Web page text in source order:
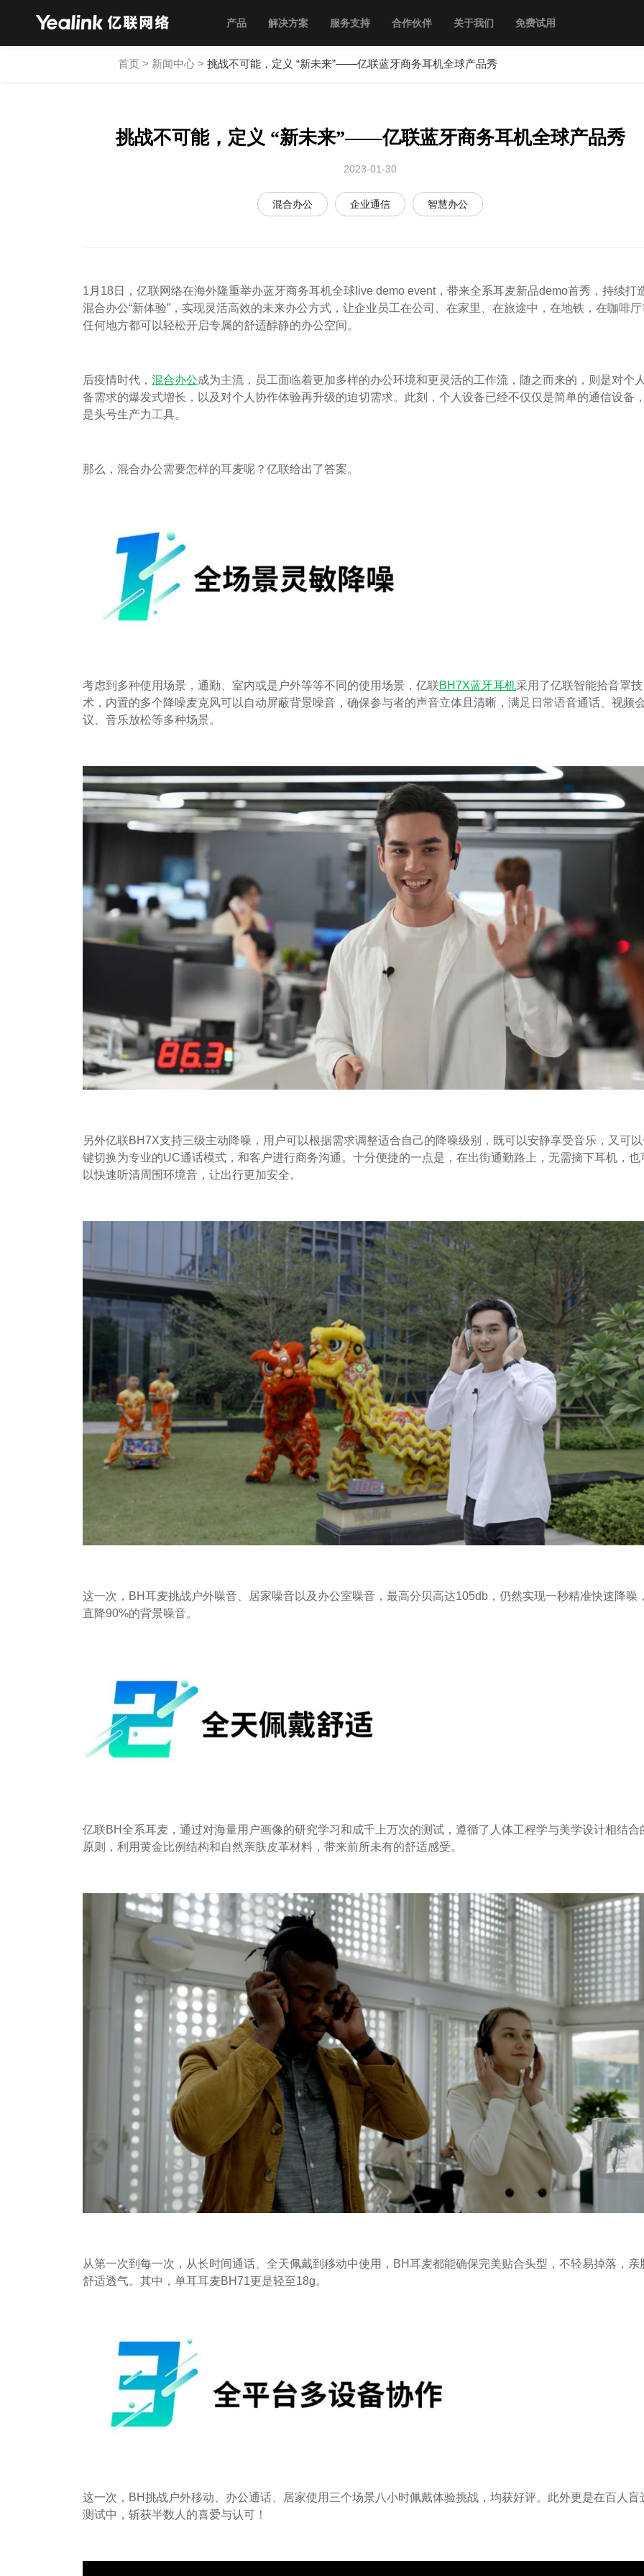
产品 解决方案 服务支持 合作伙伴 关于我们 免费试用
首页 > 新闻中心 > 挑战不可能，定义 “新未来”——亿联蓝牙商务耳机全球产品秀
挑战不可能，定义 “新未来”——亿联蓝牙商务耳机全球产品秀
2023-01-30
混合办公 企业通信 智慧办公
1月18日，亿联网络在海外隆重举办蓝牙商务耳机全球live demo event，带来全系耳麦新品demo首秀，持续打
混合办公“新体验”，实现灵活高效的未来办公方式，让企业员工在公司、在家里、在旅途中，在地铁，在咖啡厅
任何地方都可以轻松开启专属的舒适醇静的办公空间。
后疫情时代， 混合办公成为主流，员工面临着更加多样的办公环境和更灵活的工作流，随之而来的，则是对个
备需求的爆发式增长，以及对个人协作体验再升级的迫切需求。此刻，个人设备已经不仅仅是简单的通信设备
是头号生产力工具。
那么，混合办公需要怎样的耳麦呢？亿联给出了答案。
考虑到多种使用场景，通勤、室内或是户外等等不同的使用场景，亿联BH7X蓝牙耳机采用了亿联智能拾音罩技
术，内置的多个降噪麦克风可以自动屏蔽背景噪音，确保参与者的声音立体且清晰，满足日常语音通话、视频
议、音乐放松等多种场景。
另外亿联BH7X支持三级主动降噪，用户可以根据需求调整适合自己的降噪级别，既可以安静享受音乐，又可
键切换为专业的UC通话模式，和客户进行商务沟通。十分便捷的一点是，在出街通勤路上，无需摘下耳机，也
以快速听清周围环境音，让出行更加安全。
这一次，BH耳麦挑战户外噪音、居家噪音以及办公室噪音，最高分贝高达105db，仍然实现一秒精准快速降噪
直降90%的背景噪音。
亿联BH全系耳麦，通过对海量用户画像的研究学习和成千上万次的测试，遵循了人体工程学与美学设计相结合
原则，利用黄金比例结构和自然亲肤皮革材料，带来前所未有的舒适感受。
从第一次到每一次，从长时间通话、全天佩戴到移动中使用，BH耳麦都能确保完美贴合头型，不轻易掉落，亲
舒适透气。其中，单耳耳麦BH71更是轻至18g。
这一次，BH挑战户外移动、办公通话、居家使用三个场景八小时佩戴体验挑战，均获好评。此外更是在百人盲
测试中，斩获半数人的喜爱与认可！